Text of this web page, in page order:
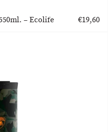
– Ecolife €19,60